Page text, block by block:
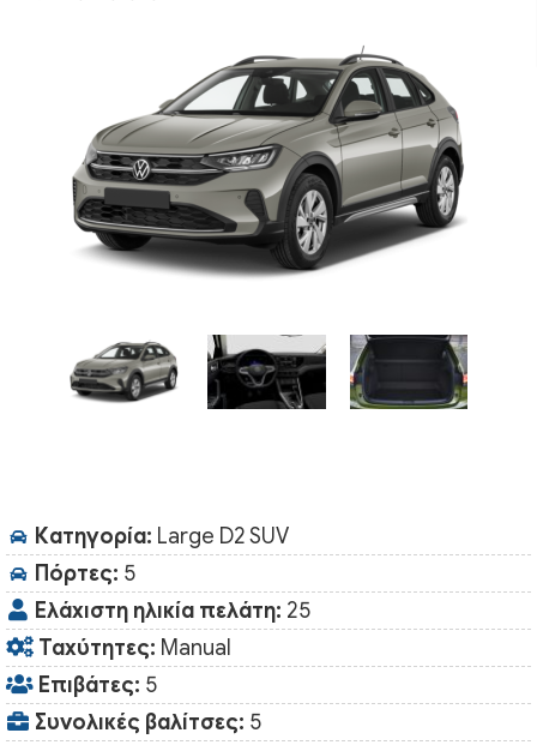
Κατηγορία: Large D2 SUV
Πόρτες: 5
Ελάχιστη ηλικία πελάτη: 25
Ταχύτητες: Manual
Επιβάτες: 5
Συνολικές βαλίτσες: 5